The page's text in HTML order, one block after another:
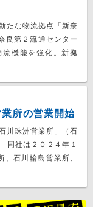
たな物流拠点「新奈
良第２流通センター
機能を強化。新拠
所の営業開始
川珠洲営業所」（石
同社は２０２４年１
石川輪島営業所、